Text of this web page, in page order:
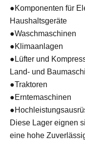
●Komponenten für
Haushaltsgeräte
●Waschmaschinen
●Klimaanlagen
●Lüfter und
Land- und
●Traktoren
●Erntemaschinen
Diese Lager eignen
eine hohe